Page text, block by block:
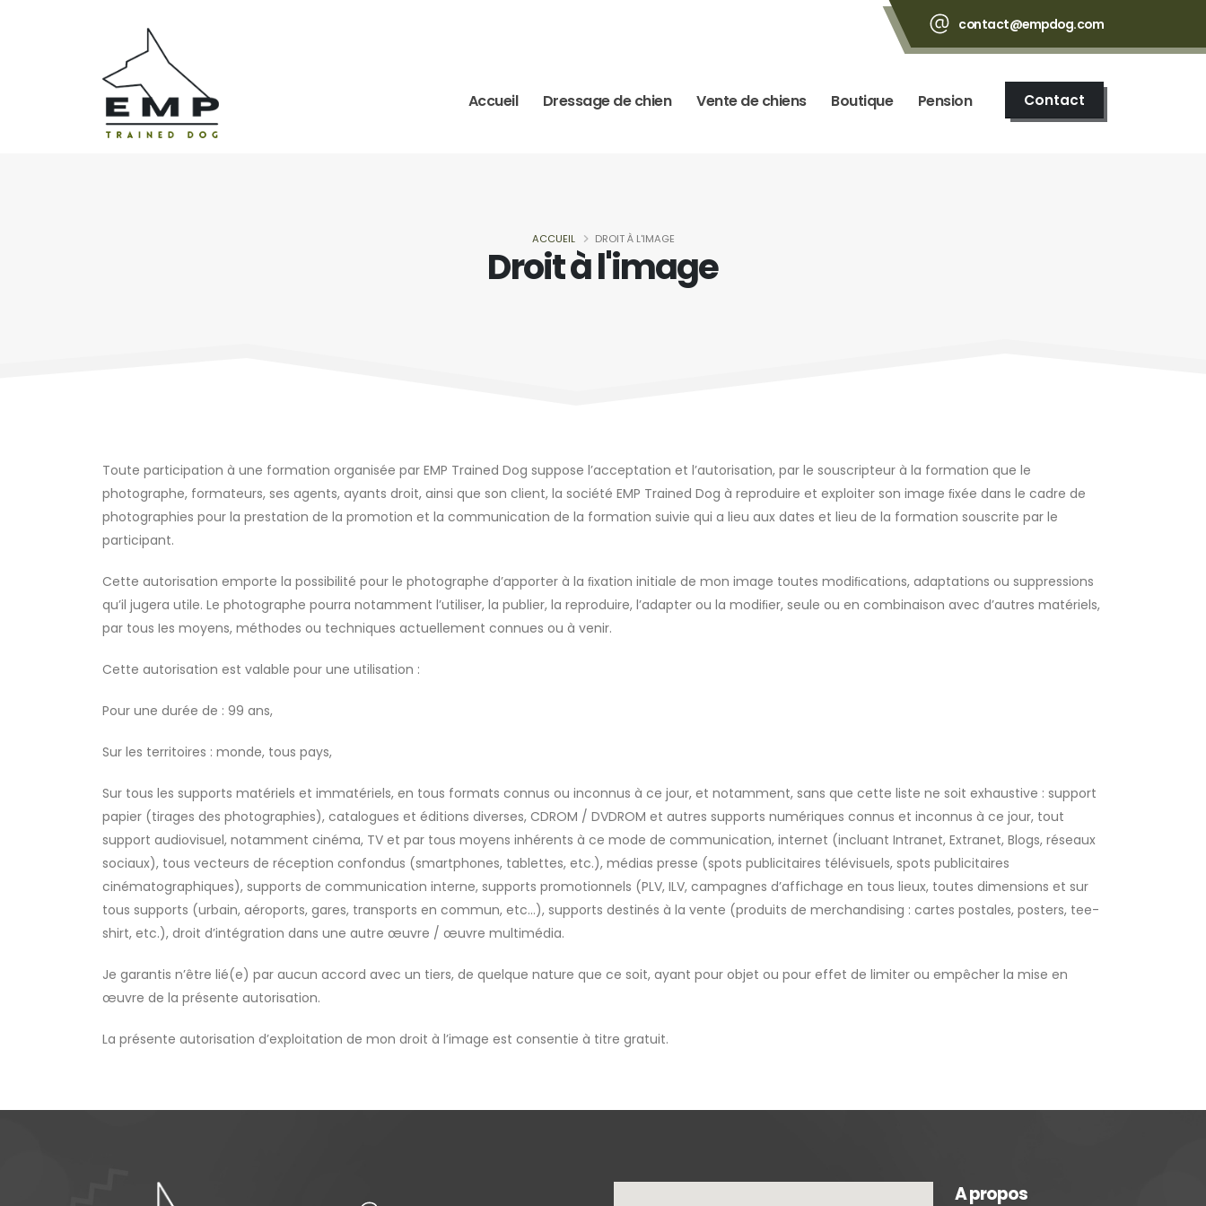
contact@empdog.com
Accueil Dressage de chien Vente de chiens Boutique Pension Contact
Droit à l'image
ACCUEIL DROIT À L'IMAGE
Toute participation à une formation organisée par EMP Trained Dog suppose l’acceptation et l’autorisation, par le souscripteur à la formation que le
photographe, formateurs, ses agents, ayants droit, ainsi que son client, la société EMP Trained Dog à reproduire et exploiter son image ﬁxée dans le cadre de
photographies pour la prestation de la promotion et la communication de la formation suivie qui a lieu aux dates et lieu de la formation souscrite par le
participant.
Cette autorisation emporte la possibilité pour le photographe d’apporter à la ﬁxation initiale de mon image toutes modiﬁcations, adaptations ou suppressions
qu’il jugera utile. Le photographe pourra notamment l’utiliser, la publier, la reproduire, l’adapter ou la modiﬁer, seule ou en combinaison avec d’autres matériels,
par tous Ies moyens, méthodes ou techniques actuellement connues ou à venir.
Cette autorisation est valable pour une utilisation :
Pour une durée de : 99 ans,
Sur les territoires : monde, tous pays,
Sur tous les supports matériels et immatériels, en tous formats connus ou inconnus à ce jour, et notamment, sans que cette liste ne soit exhaustive : support
papier (tirages des photographies), catalogues et éditions diverses, CDROM / DVDROM et autres supports numériques connus et inconnus à ce jour, tout
support audiovisuel, notamment cinéma, TV et par tous moyens inhérents à ce mode de communication, internet (incluant Intranet, Extranet, Blogs, réseaux
sociaux), tous vecteurs de réception confondus (smartphones, tablettes, etc.), médias presse (spots publicitaires télévisuels, spots publicitaires
cinématographiques), supports de communication interne, supports promotionnels (PLV, ILV, campagnes d’affichage en tous lieux, toutes dimensions et sur
tous supports (urbain, aéroports, gares, transports en commun, etc…), supports destinés à la vente (produits de merchandising : cartes postales, posters, tee-
shirt, etc.), droit d’intégration dans une autre œuvre / œuvre multimédia.
Je garantis n’être lié(e) par aucun accord avec un tiers, de quelque nature que ce soit, ayant pour objet ou pour effet de limiter ou empêcher la mise en
œuvre de la présente autorisation.
La présente autorisation d’exploitation de mon droit à l’image est consentie à titre gratuit.
A propos